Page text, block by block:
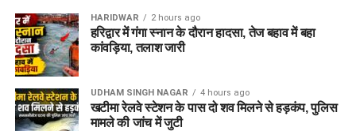
HARIDWAR 2 hours ago
हरिद्वार में गंगा स्नान के दौरान हादसा, तेज बहाव में बहा
कांवड़िया, तलाश जारी
UDHAM SINGH NAGAR 4 hours ago
खटीमा रेलवे स्टेशन के पास दो शव मिलने से हड़कंप, पुलिस
मामले की जांच में जुटी